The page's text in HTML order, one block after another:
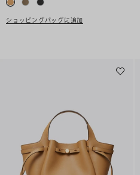
ショッピングバッグに追加